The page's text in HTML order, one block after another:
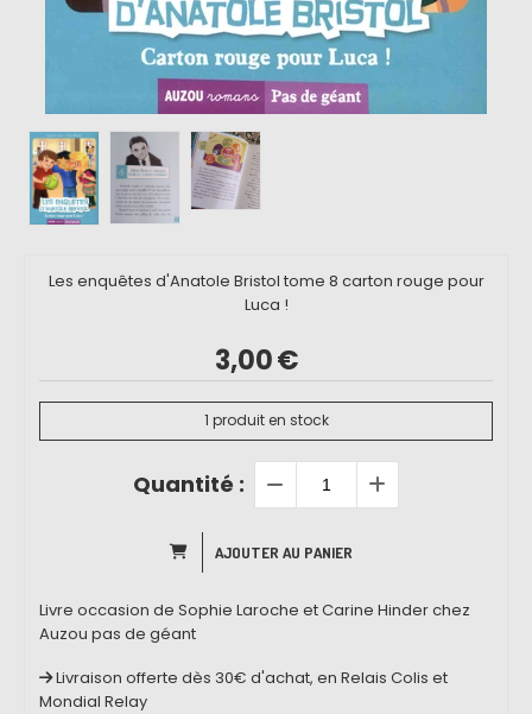
Les enquêtes d'Anatole Bristol tome 8 carton rouge pour
Luca !
3,00€
1 produit en stock
Quantité :
AJOUTER AU PANIER
Livre occasion de Sophie Laroche et Carine Hinder chez
Auzou pas de géant
Livraison offerte dès 30€ d'achat, en Relais Colis et
Mondial Relay